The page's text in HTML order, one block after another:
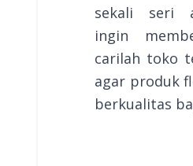
sekali seri
ingin
carilah toko
agar produk
berkualitas